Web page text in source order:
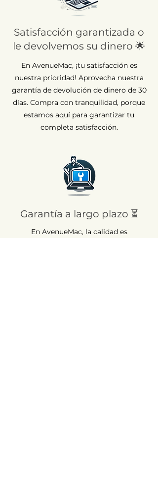
Satisfacción garantizada o
le devolvemos su dinero 🌟
En AvenueMac, ¡tu satisfacción es
nuestra prioridad! Aprovecha nuestra
garantía de devolución de dinero de 30
días. Compra con tranquilidad, porque
estamos aquí para garantizar tu
completa satisfacción.
Garantía a largo plazo ⏳
En AvenueMac, la calidad es